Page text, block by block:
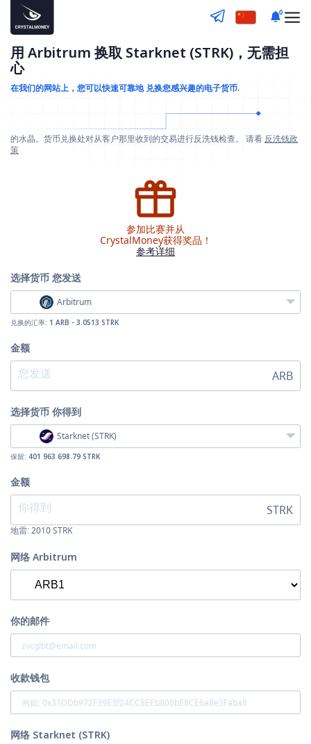
0
用 Arbitrum 换取 Starknet (STRK)，无需担
心
在我们的网站上，您可以快速可靠地 兑换您感兴趣的电子货币.
的水晶。货币兑换处对从客户那里收到的交易进行反洗钱检查。 请看 反洗钱政
策
参加比赛并从
CrystalMoney获得奖品！
参考详细
选择货币 您发送
Arbitrum
兑换的汇率: 1 ARB - 3.0513 STRK
金额
ARB
选择货币 你得到
Starknet (STRK)
保留: 401 963 698.79 STRK
金额
STRK
地雷:2010STRK
网络 Arbitrum
你的邮件
收款钱包
网络 Starknet (STRK)